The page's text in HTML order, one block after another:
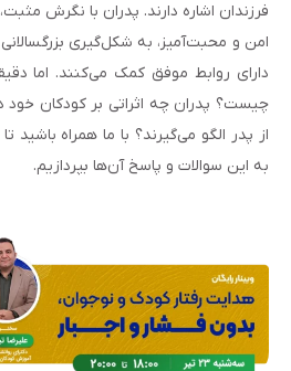
فرزندان اشاره دارند. پدران با نگرش
امن و محبت‌آمیز، به شکل‌گیری
دارای روابط موفق کمک می‌کنند. اما
چیست؟ پدران چه اثراتی بر کودکان خود
از پدر الگو می‌گیرند؟ با ما همراه
به این سوالات و پاسخ آن‌ها بپردازیم.